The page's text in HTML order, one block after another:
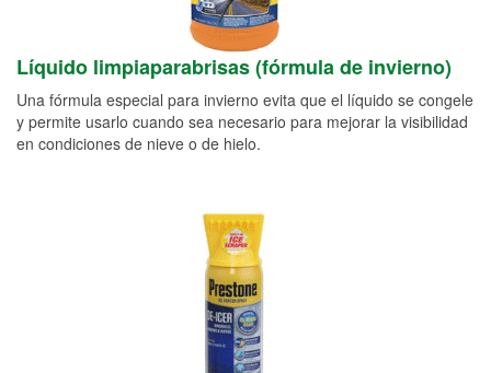
Líquido limpiaparabrisas (fórmula de invierno)
Una fórmula especial para invierno evita que el líquido se congele
y permite usarlo cuando sea necesario para mejorar la visibilidad
en condiciones de nieve o de hielo.